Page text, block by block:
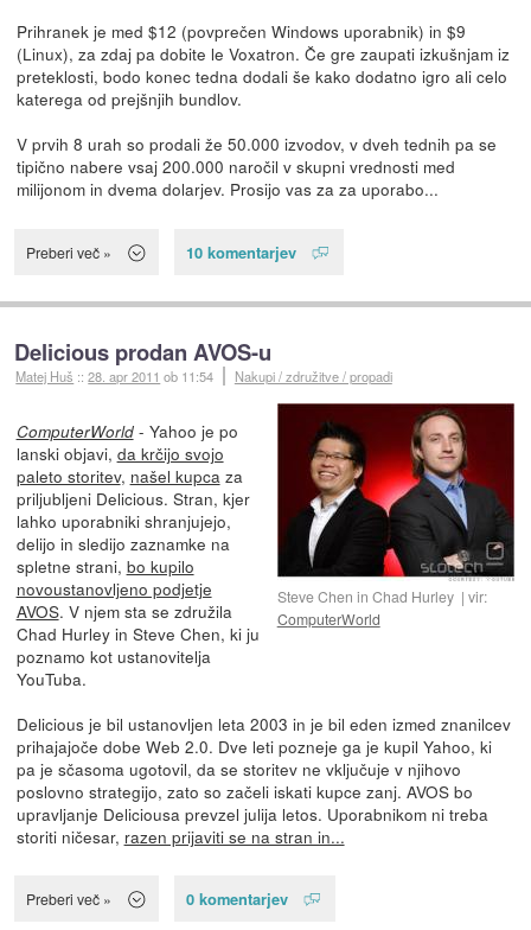
Prihranek je med $12 (povprečen Windows uporabnik) in $9
(Linux), za zdaj pa dobite le Voxatron. Če gre zaupati izkušnjam iz
preteklosti, bodo konec tedna dodali še kako dodatno igro ali celo
katerega od prejšnjih bundlov.
V prvih 8 urah so prodali že 50.000 izvodov, v dveh tednih pa se
tipično nabere vsaj 200.000 naročil v skupni vrednosti med
milijonom in dvema dolarjev. Prosijo vas za za uporabo...
Preberi več » 10 komentarjev
Delicious prodan AVOS-u
Matej Huš ::28. apr 2011 ob 11:54 Nakupi / združitve / propadi
Steve Chen in Chad Hurley
vir:
ComputerWorld
ComputerWorld- Yahoo je po
lanski objavi, da krčijo svojo
paleto storitev, našel kupca za
priljubljeni Delicious. Stran, kjer
lahko uporabniki shranjujejo,
delijo in sledijo zaznamke na
spletne strani, bo kupilo
novoustanovljeno podjetje
AVOS. V njem sta se združila
Chad Hurley in Steve Chen, ki ju
poznamo kot ustanovitelja
YouTuba.
Delicious je bil ustanovljen leta 2003 in je bil eden izmed znanilcev
prihajajoče dobe Web 2.0. Dve leti pozneje ga je kupil Yahoo, ki
pa je sčasoma ugotovil, da se storitev ne vključuje v njihovo
poslovno strategijo, zato so začeli iskati kupce zanj. AVOS bo
upravljanje Deliciousa prevzel julija letos. Uporabnikom ni treba
storiti ničesar, razen prijaviti se na stran in...
Preberi več » 0 komentarjev